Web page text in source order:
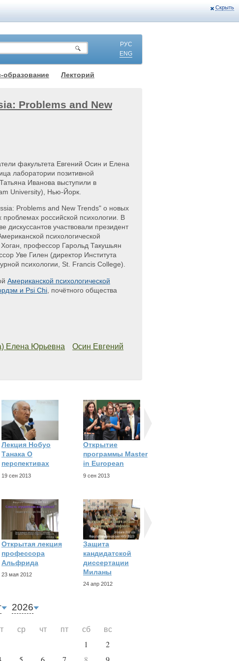
Скрыть
РУС
ENG
образование Лекторий
Problems and New
факультета Евгений Осин и Елена
лаборатории позитивной
Иванова выступили в
University), Нью-Йорк.
Problems and New Trends" о новых
российской психологии. В
дискуссантов участвовали президент
психологической
профессор Гарольд Такушьян
Уве Гилен (директор Института
психологии, St. Francis College).
Американской психологической
и Psi Chi , почётного общества
Елена Юрьевна
Осин Евгений
Лекция Нобуо
Танака О
перспективах
19 сен 2013
Открытие
программы Master
in European
9 сен 2013
Открытая лекция
профессора
Альфрида
23 мая 2012
Защита
кандидатской
диссертации
Миланы
24 апр 2012
2026
ср чт пт сб
вс
1
2